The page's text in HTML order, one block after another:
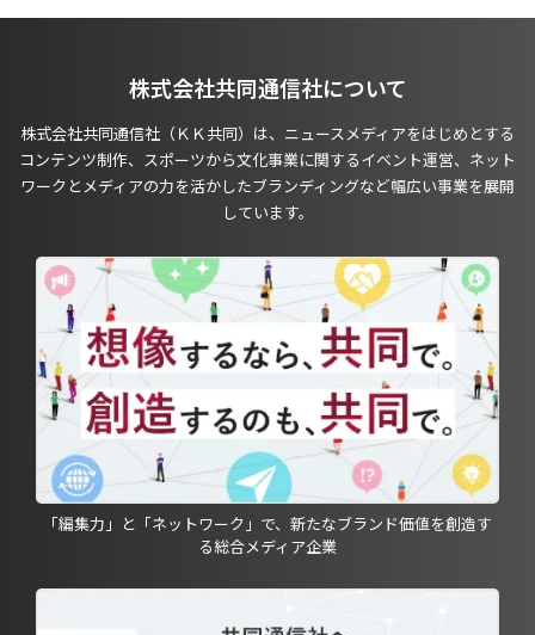
株式会社共同通信社について
株式会社共同通信社（ＫＫ共同）は、ニュースメディアをはじめとする
コンテンツ制作、スポーツから文化事業に関するイベント運営、ネット
ワークとメディアの力を活かしたブランディングなど幅広い事業を展開
しています。
「編集力」と「ネットワーク」で、新たなブランド価値を創造す
る総合メディア企業